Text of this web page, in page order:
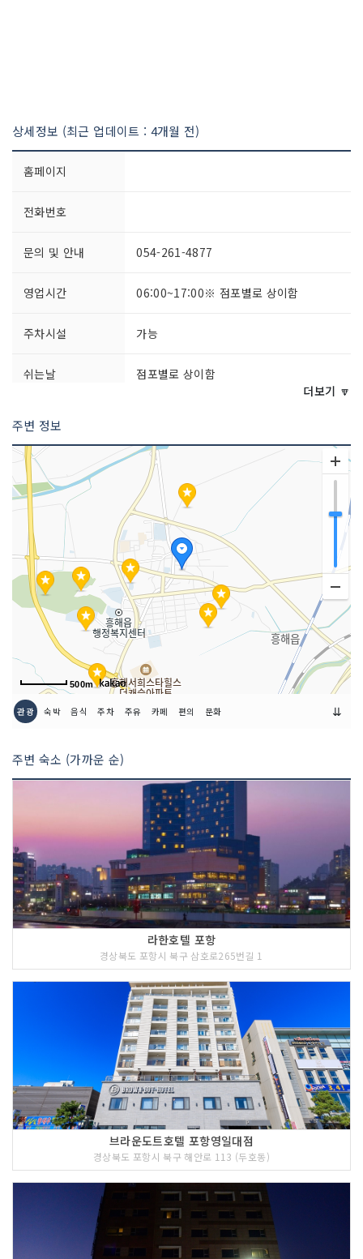
상세정보 (최근 업데이트 : 4개월 전)
홈페이지
전화번호
문의 및 안내 054-261-4877
영업시간 06:00~17:00※ 점포별로 상이함
주차시설 가능
쉬는날 점포별로 상이함
더보기 🔽
주변 정보
500m
관광 숙박 음식 주차 주유 카페 편의 문화 ⇊
주변 숙소 (가까운 순)
라한호텔 포항
경상북도 포항시 북구 삼호로265번길 1
브라운도트호텔 포항영일대점
경상북도 포항시 북구 해안로 113 (두호동)